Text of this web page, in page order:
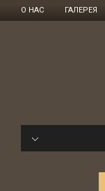
О НАС ГАЛЕРЕЯ